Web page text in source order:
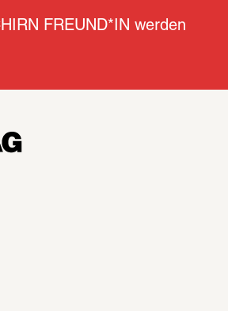
FREUND*IN werden